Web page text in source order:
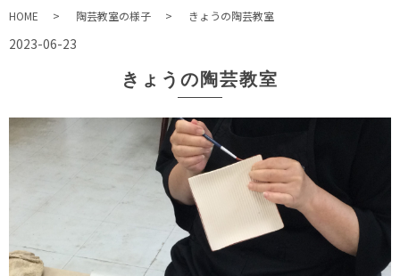
HOME 陶芸教室の様子 きょうの陶芸教室
2023-06-23
きょうの陶芸教室